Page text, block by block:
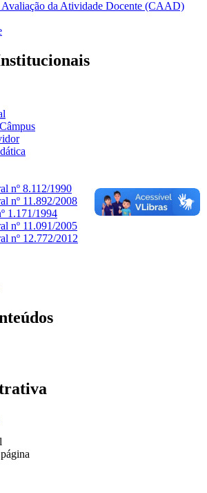
Avaliação da Atividade Docente (CAAD)
nº 8.112/1990
nº 11.892/2008
1.171/1994
nº 11.091/2005
nº 12.772/2012